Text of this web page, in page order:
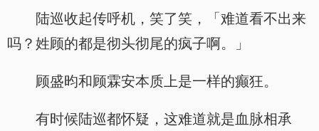
陆巡收起传呼机，笑了笑，「难道看不出来
吗？姓顾的都是彻头彻尾的疯子啊。」
顾盛昀和顾霖安本质上是一样的癫狂。
有时候陆巡都怀疑，这难道就是血脉相承